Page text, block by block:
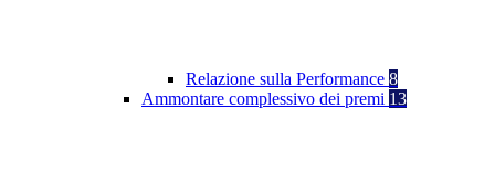
Relazione sulla Performance 8
Ammontare complessivo dei premi 13